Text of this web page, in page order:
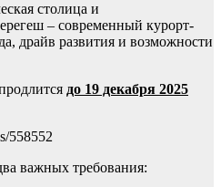
столица и
– современный курорт-
драйв развития и возможности
до 19 декабря 2025
558552
важных требования: